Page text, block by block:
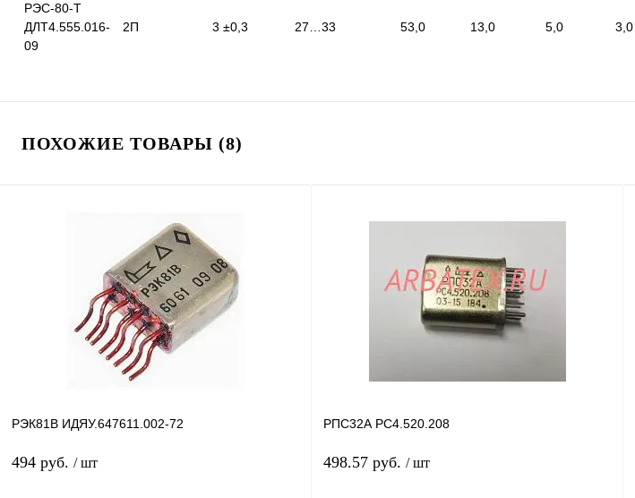
РЭС-80-Т
ДЛТ4.555.016-
09
2П 3 ±0,3 27…33 53,0 13,0 5,0 3,0
ПОХОЖИЕ ТОВАРЫ (8)
РЭК81В ИДЯУ.647611.002-72
494 руб. / шт
РПС32А РС4.520.208
498.57 руб. / шт